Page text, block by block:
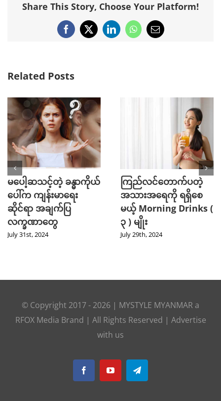
Share This Story, Choose Your Platform!
Facebook
X LinkedInWhatsApp
Email
Related Posts
မပေါ့ဆသင့်တဲ့ ခန္ဓာကိုယ်
ပေါ်က ကျန်းမာရေး
ဆိုင်ရာ အချက်ပြ
လက္ခဏာတွေ
July 31st, 2024
ကြည်လင်တောက်ပတဲ့
အသားအရေကို ရရှိစေ
မယ့် Morning Drinks (
၃ ) မျိုး
July 29th, 2024
© Copyright 2017 - 2026 | MYSTYLE MYANMAR a
RFOX Media Brand | All Rights Reserved | Advertise
with us
FacebookYouTubeTelegram